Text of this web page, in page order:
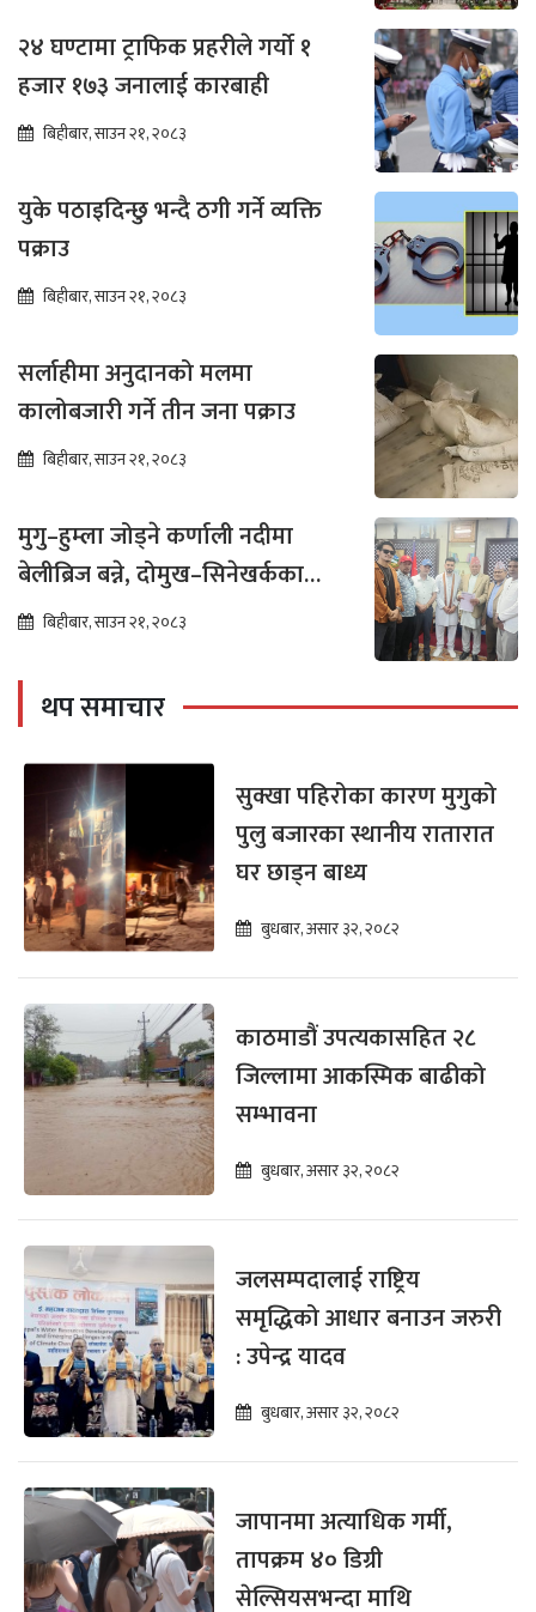
२४ घण्टामा ट्राफिक प्रहरीले गर्यो १
हजार १७३ जनालाई कारबाही
बिहीबार, साउन २१, २०८३
युके पठाइदिन्छु भन्दै ठगी गर्ने व्यक्ति
पक्राउ
बिहीबार, साउन २१, २०८३
सर्लाहीमा अनुदानको मलमा
कालोबजारी गर्ने तीन जना पक्राउ
बिहीबार, साउन २१, २०८३
मुगु–हुम्ला जोड्ने कर्णाली नदीमा
बेलीब्रिज बन्ने, दोमुख–सिनेखर्कका
बासिन्दामा उत्साह
बिहीबार, साउन २१, २०८३
थप समाचार
सुक्खा पहिरोका कारण मुगुको
पुलु बजारका स्थानीय रातारात
घर छाड्न बाध्य
बुधबार, असार ३२, २०८२
काठमाडौं उपत्यकासहित २८
जिल्लामा आकस्मिक बाढीको
सम्भावना
बुधबार, असार ३२, २०८२
जलसम्पदालाई राष्ट्रिय
समृद्धिको आधार बनाउन जरुरी
: उपेन्द्र यादव
बुधबार, असार ३२, २०८२
जापानमा अत्याधिक गर्मी,
तापक्रम ४० डिग्री
सेल्सियसभन्दा माथि